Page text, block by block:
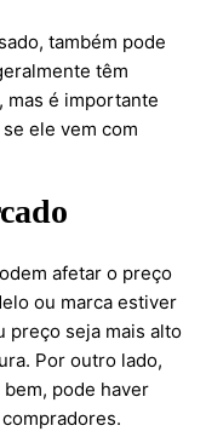
também pode
têm
mas é importante
ele vem com
afetar o preço
ou marca estiver
preço seja mais alto
Por outro lado,
pode haver